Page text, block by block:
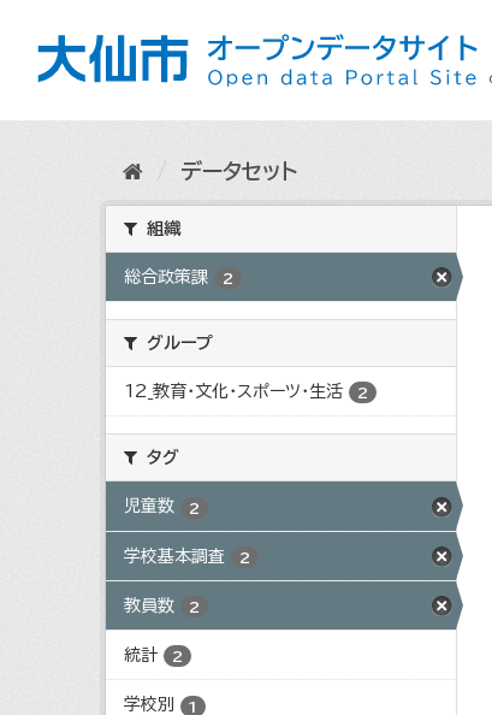
データセット
組織
総合政策課 2
グループ
12_教育・文化・スポーツ・生活 2
タグ
児童数 2
学校基本調査 2
教員数 2
統計 2
学校別 1